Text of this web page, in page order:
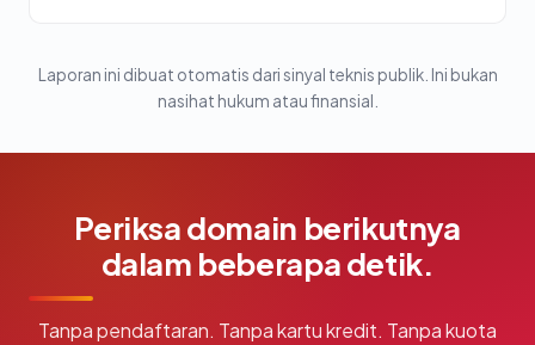
Laporan ini dibuat otomatis dari sinyal teknis publik. Ini bukan
nasihat hukum atau finansial.
Periksa domain berikutnya
dalam beberapa detik.
Tanpa pendaftaran. Tanpa kartu kredit. Tanpa kuota